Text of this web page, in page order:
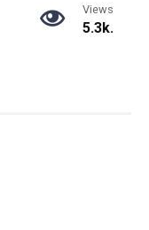
Views
5.3k.